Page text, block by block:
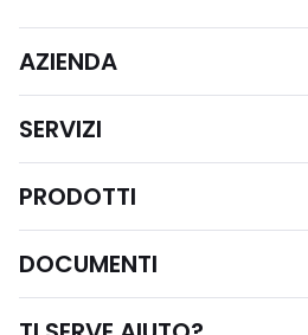
AZIENDA
SERVIZI
PRODOTTI
DOCUMENTI